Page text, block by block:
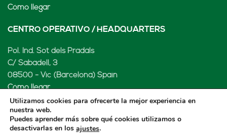
Cómo llegar
CENTRO OPERATIVO / HEADQUARTERS
Pol. Ind. Sot dels Pradals
C/ Sabadell, 3
08500 - Vic (Barcelona) Spain
Cómo llegar
LENARD MX, S de RL de CV
Utilizamos cookies para ofrecerte la mejor experiencia en
nuestra web.
Puedes aprender más sobre qué cookies utilizamos o
desactivarlas en los ajustes.